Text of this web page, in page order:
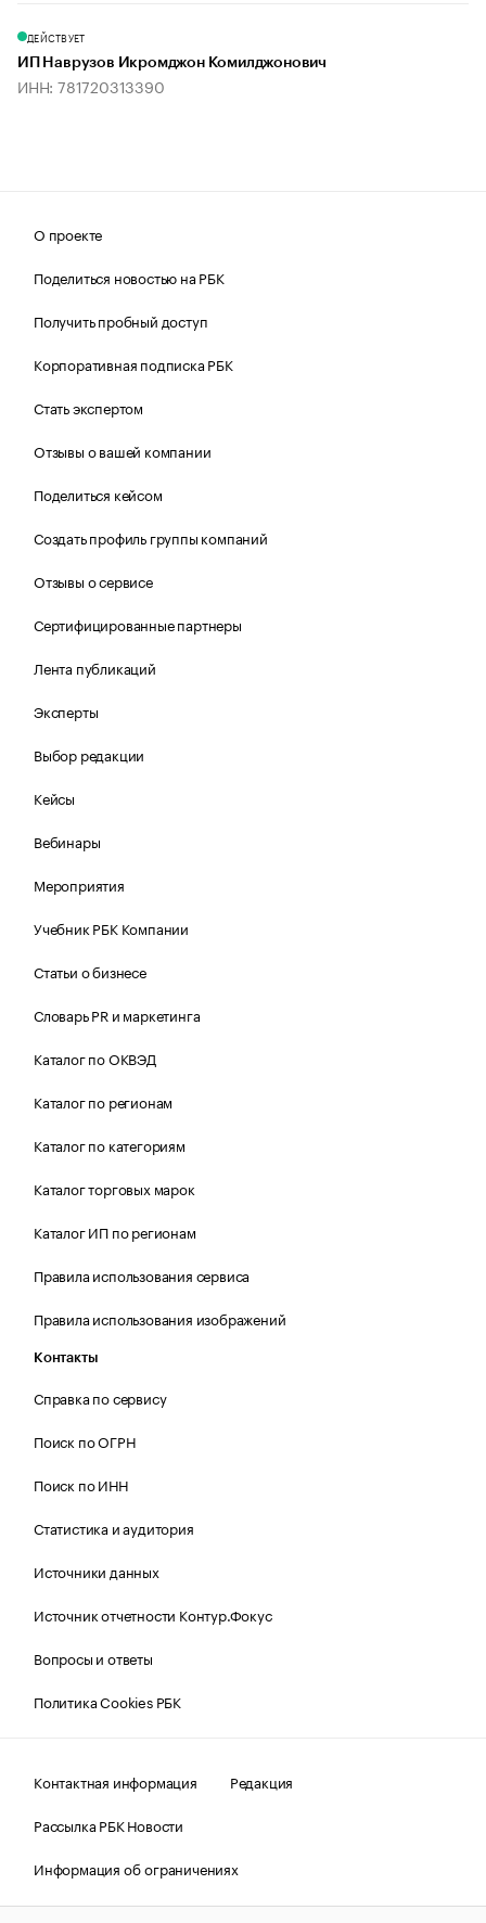
ДЕЙСТВУЕТ
ИП Наврузов Икромджон Комилджонович
ИНН: 781720313390
О проекте
Поделиться новостью на РБК
Получить пробный доступ
Корпоративная подписка РБК
Стать экспертом
Отзывы о вашей компании
Поделиться кейсом
Создать профиль группы компаний
Отзывы о сервисе
Сертифицированные партнеры
Лента публикаций
Эксперты
Выбор редакции
Кейсы
Вебинары
Мероприятия
Учебник РБК Компании
Статьи о бизнесе
Словарь PR и маркетинга
Каталог по ОКВЭД
Каталог по регионам
Каталог по категориям
Каталог торговых марок
Каталог ИП по регионам
Правила использования сервиса
Правила использования изображений
Контакты
Справка по сервису
Поиск по ОГРН
Поиск по ИНН
Статистика и аудитория
Источники данных
Источник отчетности Контур.Фокус
Вопросы и ответы
Политика Cookies РБК
Контактная информация
Редакция
Рассылка РБК Новости
Информация об ограничениях
Правовая информация
О соблюдении авторских прав